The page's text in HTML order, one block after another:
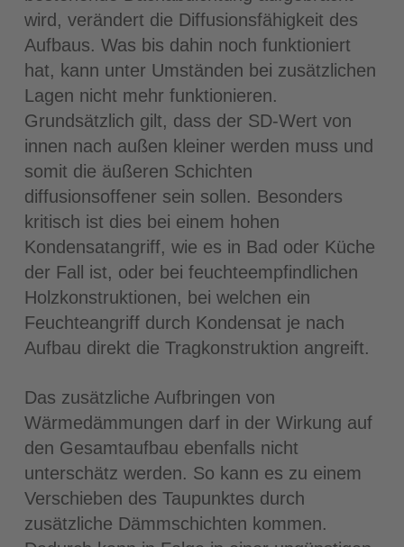
wird, verändert die Diffusionsfähigkeit des
Aufbaus. Was bis dahin noch funktioniert
hat, kann unter Umständen bei zusätzlichen
Lagen nicht mehr funktionieren.
Grundsätzlich gilt, dass der SD-Wert von
innen nach außen kleiner werden muss und
somit die äußeren Schichten
diffusionsoffener sein sollen. Besonders
kritisch ist dies bei einem hohen
Kondensatangriff, wie es in Bad oder Küche
der Fall ist, oder bei feuchteempfindlichen
Holzkonstruktionen, bei welchen ein
Feuchteangriff durch Kondensat je nach
Aufbau direkt die Tragkonstruktion angreift.
Das zusätzliche Aufbringen von
Wärmedämmungen darf in der Wirkung auf
den Gesamtaufbau ebenfalls nicht
unterschätz werden. So kann es zu einem
Verschieben des Taupunktes durch
zusätzliche Dämmschichten kommen.